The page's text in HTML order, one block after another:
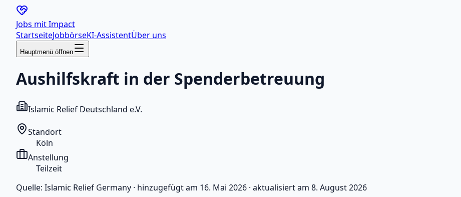
Jobs mitImpact
StartseiteJobbörseKI-AssistentÜber uns
Hauptmenü öffnen
Aushilfskraft in der Spenderbetreuung
Islamic Relief Deutschland e.V.
Standort
Köln
Anstellung
Teilzeit
Quelle: Islamic Relief Germany · hinzugefügt am 16. Mai 2026 · aktualisiert am 8. August 2026